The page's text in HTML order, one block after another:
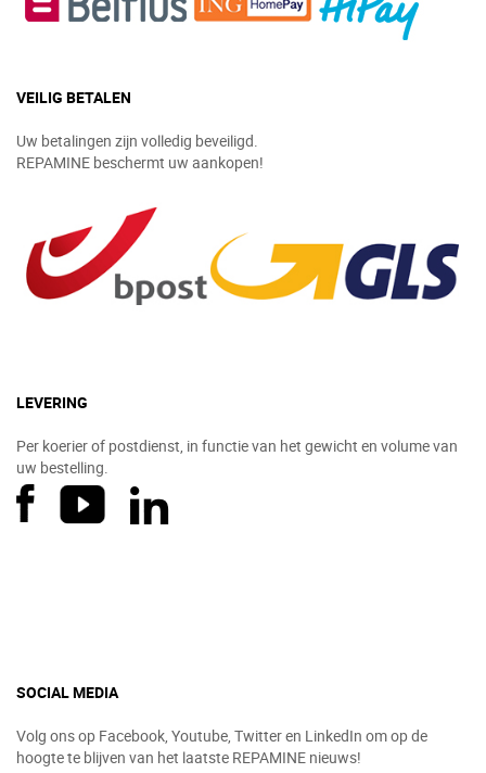
VEILIG BETALEN
Uw betalingen zijn volledig beveiligd.
REPAMINE beschermt uw aankopen!
LEVERING
Per koerier of postdienst, in functie van het gewicht en volume van
uw bestelling.
SOCIAL MEDIA
Volg ons op Facebook, Youtube, Twitter en LinkedIn om op de
hoogte te blijven van het laatste REPAMINE nieuws!